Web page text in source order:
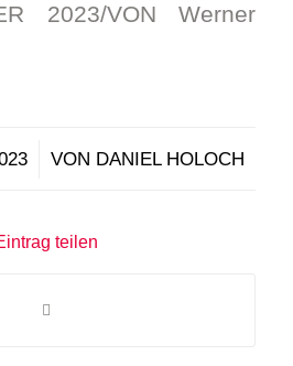
2023/VON Werner
VON DANIEL HOLOCH
teilen